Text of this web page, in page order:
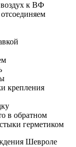
к ВФ
крепления
в обратном
герметиком
Шевроле